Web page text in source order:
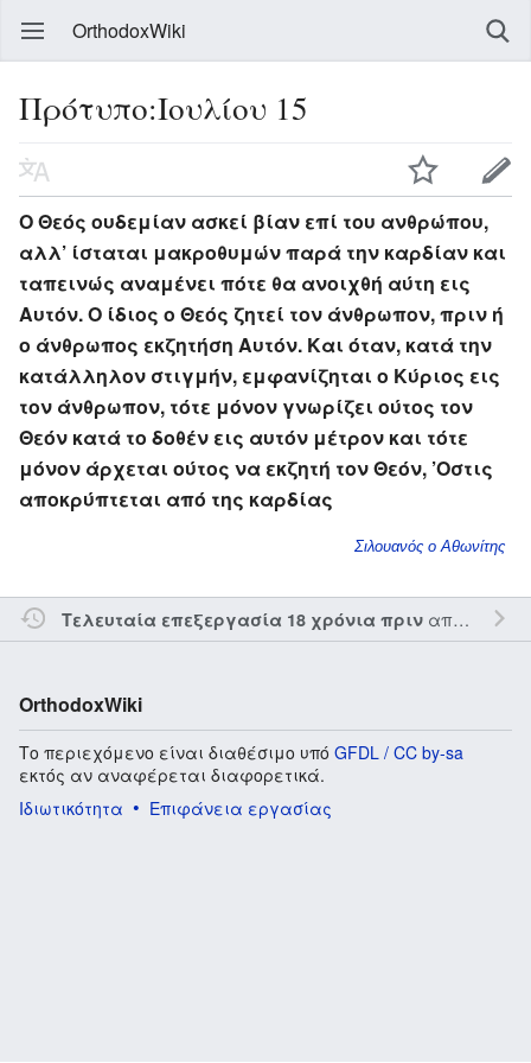
OrthodoxWiki
Πρότυπο:Ιουλίου 15
Ο Θεός ουδεμίαν ασκεί βίαν επί του ανθρώπου,
αλλ’ ίσταται μακροθυμών παρά την καρδίαν και
ταπεινώς αναμένει πότε θα ανοιχθή αύτη εις
Αυτόν. Ο ίδιος ο Θεός ζητεί τον άνθρωπον, πριν ή
ο άνθρωπος εκζητήση Αυτόν. Και όταν, κατά την
κατάλληλον στιγμήν, εμφανίζηται ο Κύριος εις
τον άνθρωπον, τότε μόνον γνωρίζει ούτος τον
Θεόν κατά το δοθέν εις αυτόν μέτρον και τότε
μόνον άρχεται ούτος να εκζητή τον Θεόν, ’Οστις
αποκρύπτεται από της καρδίας
Σιλουανός ο Αθωνίτης
Τελευταία επεξεργασία 18 χρόνια πριναπό τον την
OrthodoxWiki
Το περιεχόμενο είναι διαθέσιμο υπό GFDL / CC by-sa
εκτός αν αναφέρεται διαφορετικά.
Ιδιωτικότητα
Επιφάνεια εργασίας